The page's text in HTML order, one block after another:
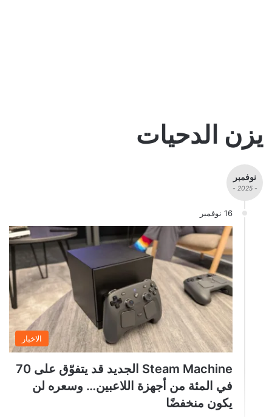
يزن الدحيات
نوفمبر
- 2025 -
16 نوفمبر
الاخبار
Steam Machine الجديد قد يتفوّق على 70
في المئة من أجهزة اللاعبين… وسعره لن
يكون منخفضًا